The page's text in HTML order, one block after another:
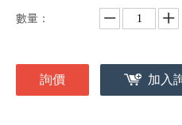
數量：
詢價 加入